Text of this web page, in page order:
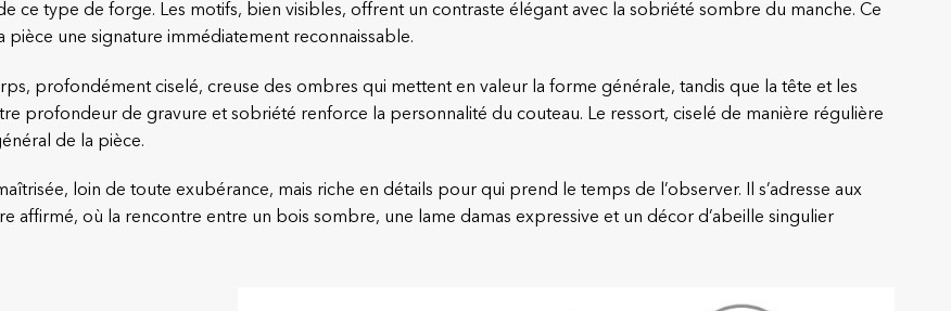
ce type de forge. Les motifs, bien visibles, offrent un contraste élégant avec la sobriété sombre du manche. Ce
une signature immédiatement reconnaissable.
profondément ciselé, creuse des ombres qui mettent en valeur la forme générale, tandis que la tête et les
profondeur de gravure et sobriété renforce la personnalité du couteau. Le ressort, ciselé de manière régulière
de la pièce.
loin de toute exubérance, mais riche en détails pour qui prend le temps de l’observer. Il s’adresse aux
affirmé, où la rencontre entre un bois sombre, une lame damas expressive et un décor d’abeille singulier